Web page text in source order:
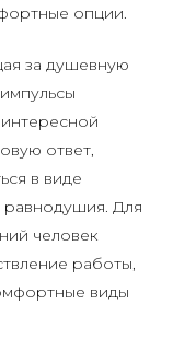
опции.
за душевную
ответ,
в виде
равнодушия. Для
человек
работы,
виды